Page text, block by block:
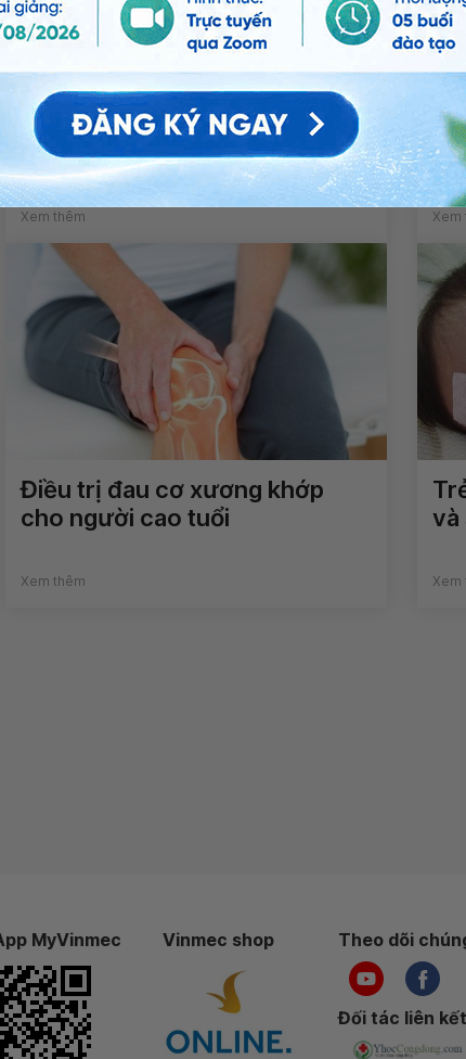
Các cách cải thiện triệu chứng
hậu COVID-19
Xem thêm Xem
Điều trị đau cơ xương khớp
cho người cao tuổi
Xem thêm
và
Xem
MyVinmec Vinmec shop Theo dõi
Đối tác liên kết